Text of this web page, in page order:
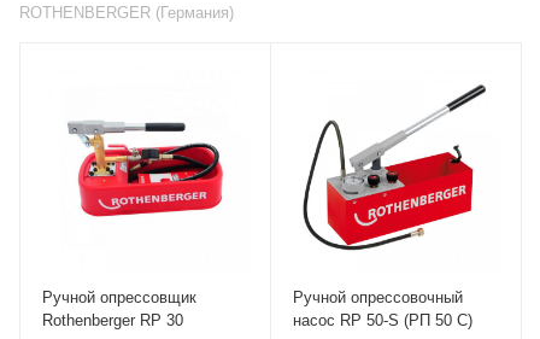
ROTHENBERGER (Германия)
Ручной опрессовщик
Rothenberger RP 30
Ручной опрессовочный
насос RP 50-S (РП 50 С)